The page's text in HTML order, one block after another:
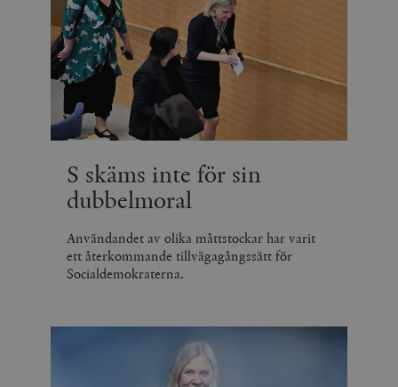
S skäms inte för sin
dubbelmoral
Användandet av olika måttstockar har varit
ett återkommande tillvägagångssätt för
Socialdemokraterna.